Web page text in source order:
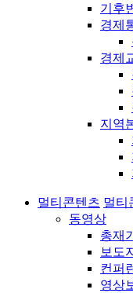
기후
경제
경제
지역
멀티콘텐츠 멀티
동영상
총재
보도
컨퍼
영상